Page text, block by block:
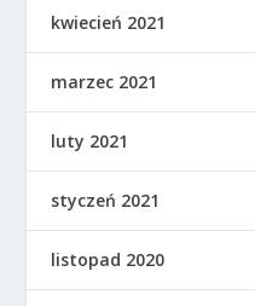
kwiecień 2021
marzec 2021
luty 2021
styczeń 2021
listopad 2020